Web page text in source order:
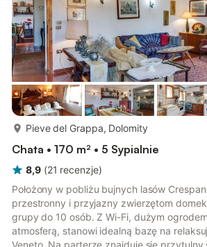
Pieve del Grappa, Dolomity
Chata • 170 m² • 5 Sypialnie
8,9 (21 recenzje)
Położony w pobliżu bujnych lasów
przestronny i przyjazny zwierzętom
grupy do 10 osób. Z Wi-Fi, dużym
atmosferą, stanowi idealną bazę na
Veneto. Na parterze znajduje się przytulny